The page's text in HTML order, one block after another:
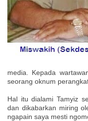
media. Kepada
seorang oknum
Hal itu dialami Tamyiz
dan dikabarkan miring
ngapain saya mesti